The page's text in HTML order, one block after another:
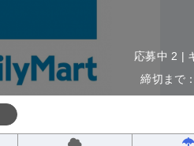
応募中 2 |
締切まで